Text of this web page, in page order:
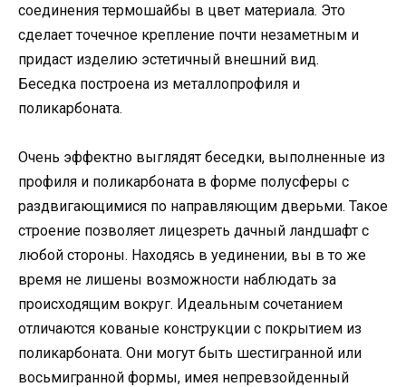
соединения термошайбы в цвет материала. Это
сделает точечное крепление почти незаметным и
придаст изделию эстетичный внешний вид.
Беседка построена из металлопрофиля и
поликарбоната.
Очень эффектно выглядят беседки, выполненные из
профиля и поликарбоната в форме полусферы с
раздвигающимися по направляющим дверьми. Такое
строение позволяет лицезреть дачный ландшафт с
любой стороны. Находясь в уединении, вы в то же
время не лишены возможности наблюдать за
происходящим вокруг. Идеальным сочетанием
отличаются кованые конструкции с покрытием из
поликарбоната. Они могут быть шестигранной или
восьмигранной формы, имея непревзойденный